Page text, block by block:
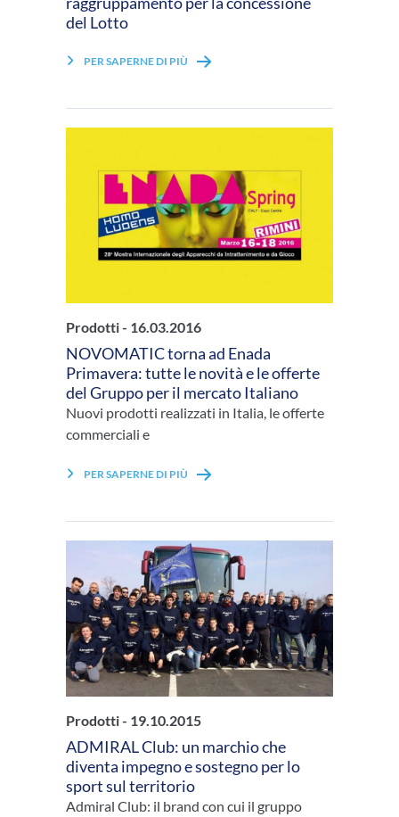
del Lotto
PER SAPERNE DI PIÙ
Prodotti - 16.03.2016
NOVOMATIC torna ad Enada
Primavera: tutte le novità e le offerte
del Gruppo per il mercato Italiano
Nuovi prodotti realizzati in Italia, le offerte
commerciali e
PER SAPERNE DI PIÙ
Prodotti - 19.10.2015
ADMIRAL Club: un marchio che
diventa impegno e sostegno per lo
sport sul territorio
Admiral Club: il brand con cui il gruppo